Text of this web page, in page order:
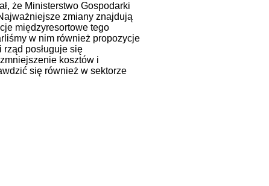
że Ministerstwo Gospodarki
zmiany znajdują
międzyresortowe tego
w nim również propozycje
posługuje się
kosztów i
się również w sektorze